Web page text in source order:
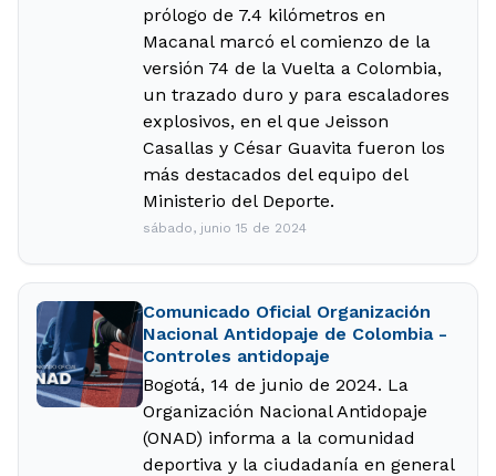
prólogo de 7.4 kilómetros en
Macanal marcó el comienzo de la
versión 74 de la Vuelta a Colombia,
un trazado duro y para escaladores
explosivos, en el que Jeisson
Casallas y César Guavita fueron los
más destacados del equipo del
Ministerio del Deporte.
sábado, junio 15 de 2024
Comunicado Oficial Organización
Nacional Antidopaje de Colombia -
Controles antidopaje
Bogotá, 14 de junio de 2024. La
Organización Nacional Antidopaje
(ONAD) informa a la comunidad
deportiva y la ciudadanía en general